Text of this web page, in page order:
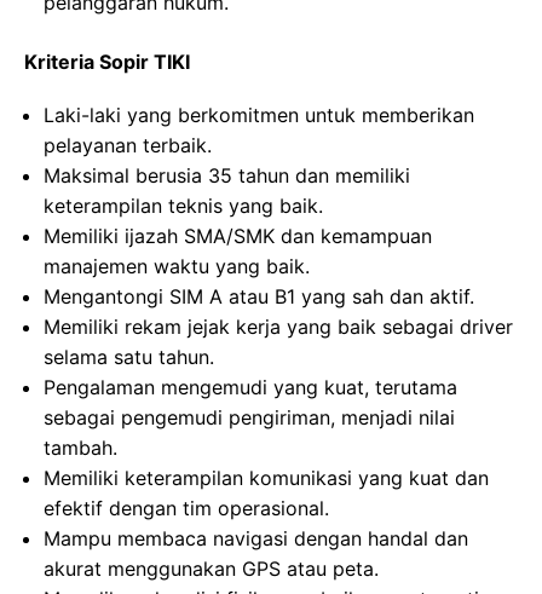
Kriteria Sopir TIKI
Laki-laki yang berkomitmen untuk memberikan
pelayanan terbaik.
Maksimal berusia 35 tahun dan memiliki
keterampilan teknis yang baik.
Memiliki ijazah SMA/SMK dan kemampuan
manajemen waktu yang baik.
Mengantongi SIM A atau B1 yang sah dan aktif.
Memiliki rekam jejak kerja yang baik sebagai driver
selama satu tahun.
Pengalaman mengemudi yang kuat, terutama
sebagai pengemudi pengiriman, menjadi nilai
tambah.
Memiliki keterampilan komunikasi yang kuat dan
efektif dengan tim operasional.
Mampu membaca navigasi dengan handal dan
akurat menggunakan GPS atau peta.